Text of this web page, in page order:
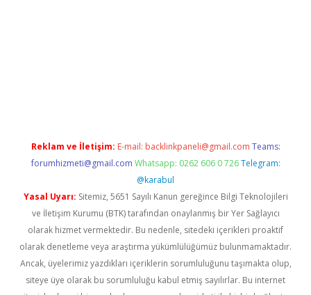
Reklam ve İletişim: E-mail: backlinkpaneli@gmail.com Teams:
forumhizmeti@gmail.com Whatsapp: 0262 606 0 726 Telegram:
@karabul
Yasal Uyarı: Sitemiz, 5651 Sayılı Kanun gereğince Bilgi Teknolojileri
ve İletişim Kurumu (BTK) tarafından onaylanmış bir Yer Sağlayıcı
olarak hizmet vermektedir. Bu nedenle, sitedeki içerikleri proaktif
olarak denetleme veya araştırma yükümlülüğümüz bulunmamaktadır.
Ancak, üyelerimiz yazdıkları içeriklerin sorumluluğunu taşımakta olup,
siteye üye olarak bu sorumluluğu kabul etmiş sayılırlar. Bu internet